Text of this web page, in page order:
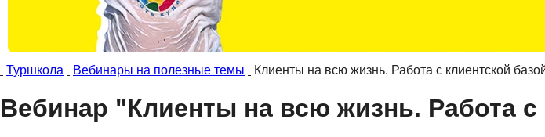
Туршкола Вебинары на полезные темы Клиенты на всю жизнь. Работа с клиентской
Вебинар "Клиенты на всю жизнь. Работа с